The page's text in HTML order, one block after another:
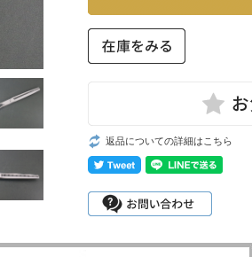
返品についての詳細はこちら